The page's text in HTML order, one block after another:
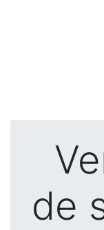
de